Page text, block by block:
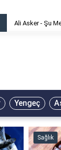
Ali Asker - Şu
Yengeç
Sağlık